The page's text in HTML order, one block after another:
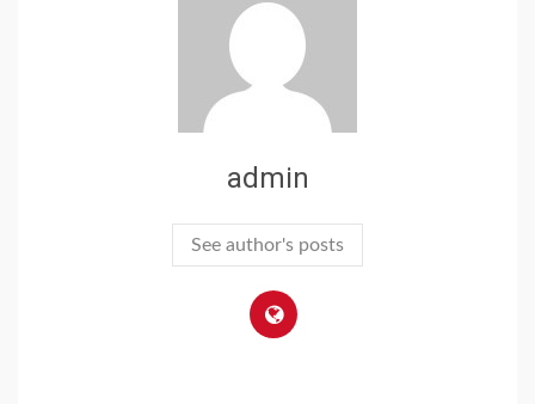
admin
See author's posts